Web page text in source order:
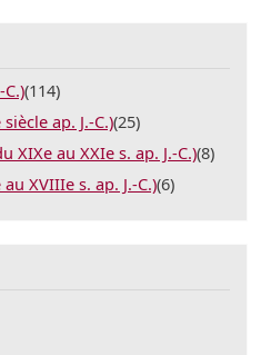
(114)
ap. J.-C.)(25)
XIXe au XXIe s. ap. J.-C.)(8)
XVIIIe s. ap. J.-C.)(6)